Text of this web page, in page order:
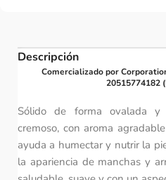
Descripción
Comercializado por
20515774182
Sólido de forma ovalada
cremoso, con aroma
ayuda a humectar y nutrir la
la apariencia de manchas y